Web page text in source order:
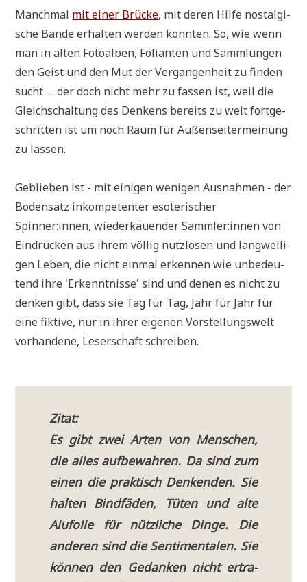
Manch­mal mit einer Brücke, mit deren Hil­fe nost­al­gi­
sche Ban­de erhal­ten wer­den konn­ten. So, wie wenn
man in alten Foto­al­ben, Foli­an­ten und Samm­lun­gen
den Geist und den Mut der Ver­gan­gen­heit zu fin­den
sucht .... der doch nicht mehr zu fas­sen ist, weil die
Gleich­schal­tung des Den­kens bereits zu weit fort­ge­
schrit­ten ist um noch Raum für Außen­sei­ter­mei­nung
zu las­sen.
Geblie­ben ist - mit eini­gen weni­gen Aus­nah­men - der
Boden­satz inkom­pe­ten­ter eso­te­ri­scher
Spinner:innen, wie­der­käu­en­der Sammler:innen von
Ein­drücken aus ihrem völ­lig nutz­lo­sen und lang­wei­li­
gen Leben, die nicht ein­mal erken­nen wie unbe­deu­
tend ihre 'Erkennt­nis­se' sind und denen es nicht zu
den­ken gibt, dass sie Tag für Tag, Jahr für Jahr für
eine fik­ti­ve, nur in ihrer eige­nen Vor­stel­lungs­welt
vor­han­de­ne, Leser­schaft schrei­ben.
Zitat:
Es gibt zwei Arten von Men­schen,
die alles auf­be­wah­ren. Da sind zum
einen die prak­tisch Den­ken­den. Sie
hal­ten Bind­fä­den, Tüten und alte
Alu­fo­lie für nütz­li­che Din­ge. Die
ande­ren sind die Sen­ti­men­ta­len. Sie
kön­nen den Gedan­ken nicht ertra­